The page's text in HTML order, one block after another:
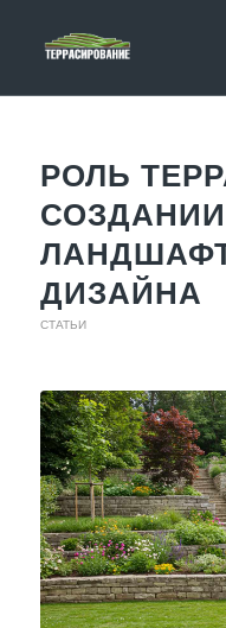
РОЛЬ
СОЗДАНИИ
ДИЗАЙНА
СТАТЬИ